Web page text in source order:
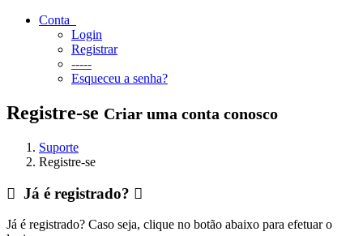
Conta
Login
Registrar
-----
Esqueceu a senha?
Registre-se Criar uma conta conosco
Suporte
Registre-se
Já é registrado?
Já é registrado? Caso seja, clique no botão abaixo para efetuar o